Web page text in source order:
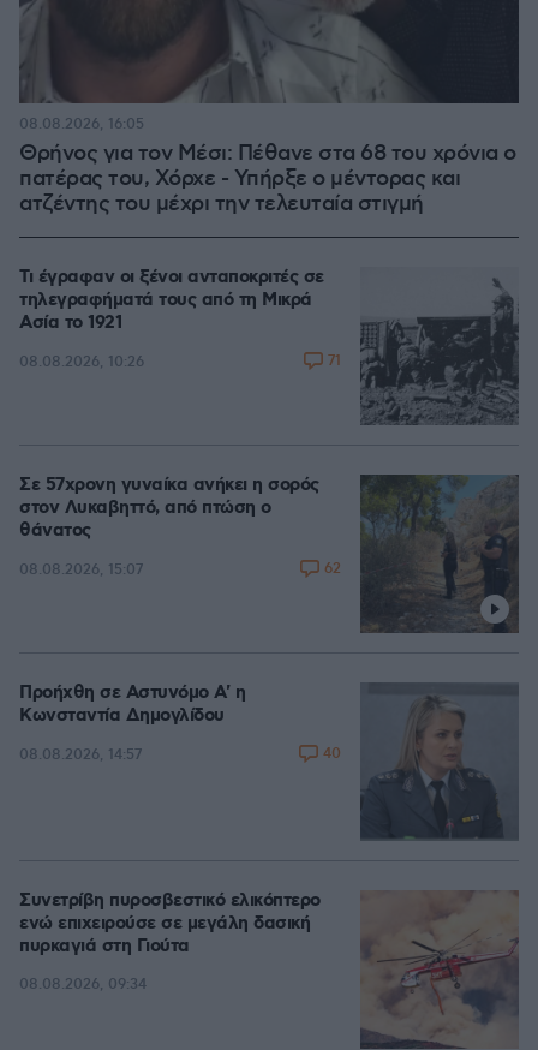
Θρήνος για τον Μέσι: Πέθανε στα 68 του χρόνια ο
πατέρας του, Χόρχε - Υπήρξε ο μέντορας και
ατζέντης του μέχρι την τελευταία στιγμή
08.08.2026, 16:05
Τι έγραφαν οι ξένοι ανταποκριτές σε
τηλεγραφήματά τους από τη Μικρά
Ασία το 1921
08.08.2026, 10:26 71
Σε 57χρονη γυναίκα ανήκει η σορός
στον Λυκαβηττό, από πτώση ο
θάνατος
08.08.2026, 15:07 62
Προήχθη σε Αστυνόμο Α' η
Κωνσταντία Δημογλίδου
08.08.2026, 14:57 40
Συνετρίβη πυροσβεστικό ελικόπτερο
ενώ επιχειρούσε σε μεγάλη δασική
πυρκαγιά στη Γιούτα
08.08.2026, 09:34